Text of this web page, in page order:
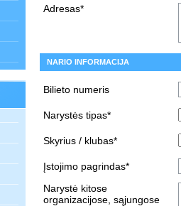
Adresas*
NARIO INFORMACIJA
Bilieto numeris
Narystės tipas*
Skyrius / klubas*
Įstojimo pagrindas*
Narystė kitose
organizacijose, sąjungose